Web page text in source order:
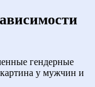
гендерные
картина у мужчин и